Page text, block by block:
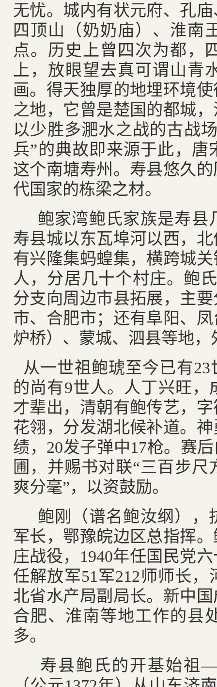
无忧。城内有状元府、孔
四顶山（奶奶庙）、淮南
点。历史上曾四次为都，
上，放眼望去真可谓山青
画。得天独厚的地埋环境
之地，它曾是楚国的都城
以少胜多淝水之战的古战
兵”的典故即来源于此，
这个南塘寿州。寿县悠久
代国家的栋梁之材。
鲍家湾鲍氏家族是寿县
寿县城以东瓦埠河以西，
有兴隆集蚂蝗集，横跨城
人，分居几十个村庄。鲍
分支向周边市县拓展，主
市、合肥市；还有阜阳、
炉桥）、蒙城、泗县等地
从一世祖鲍琥至今已有23
的尚有9世人。人丁兴旺，
才辈出，清朝有鲍传艺，
花翎，分发湖北候补道。
绩， 20发子弹中17枪。赛
圃，并赐书对联“三百步
爽分毫”，以资鼓励。
鲍刚（谱名鲍汝纲），
军长，鄂豫皖边区总指挥
庄战役， 1940年任国民党
任解放军51 军212师师长，
北省水产局副局长。新中
合肥、淮南等地工作的县
多。
寿县鲍氏的开基始祖